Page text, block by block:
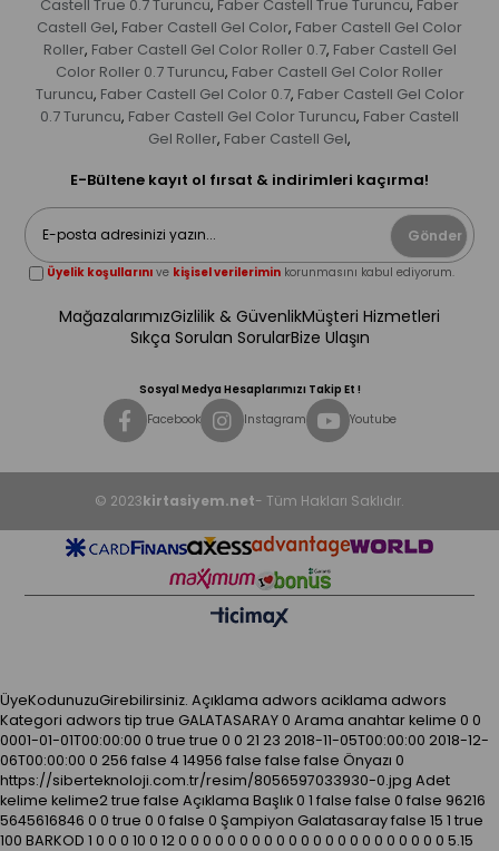
Castell True 0.7 Turuncu, Faber Castell True Turuncu, Faber
Castell Gel, Faber Castell Gel Color, Faber Castell Gel Color
Roller, Faber Castell Gel Color Roller 0.7, Faber Castell Gel
Color Roller 0.7 Turuncu, Faber Castell Gel Color Roller
Turuncu, Faber Castell Gel Color 0.7, Faber Castell Gel Color
0.7 Turuncu, Faber Castell Gel Color Turuncu, Faber Castell
Gel Roller, Faber Castell Gel,
E-Bültene kayıt ol fırsat & indirimleri kaçırma!
Gönder
Üyelik koşullarını ve kişisel verilerimin korunmasını kabul ediyorum.
MağazalarımızGizlilik & GüvenlikMüşteri Hizmetleri
Sıkça Sorulan SorularBize Ulaşın
Sosyal Medya Hesaplarımızı Takip Et !
Facebook
Instagram Youtube
© 2023kirtasiyem.net- Tüm Hakları Saklıdır.
ÜyeKodunuzuGirebilirsiniz. Açıklama adwors aciklama adwors
Kategori adwors tip true GALATASARAY0 Arama anahtar kelime 0 0
0001-01-01T00:00:00 0 true true 0 0 21 23 2018-11-05T00:00:00 2018-12-
06T00:00:00 0 256 false 414956 false false false Önyazı 0
https://siberteknoloji.com.tr/resim/8056597033930-0.jpg Adet
kelime kelime2true false Açıklama Başlık0 1 false false 0 false 96216
5645616846 0 0 true 0 0 false 0 Şampiyon Galatasarayfalse 15 1 true
100 BARKOD 1 0 0 0 10 0 120 0 0 0 0 0 0 0 0 0 0 0 0 0 0 0 0 0 0 0 0 0 5.15